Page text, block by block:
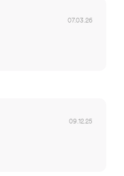
07.03.26
09.12.25